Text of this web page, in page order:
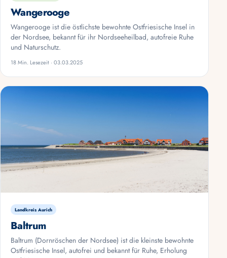
Wangerooge
Wangerooge ist die östlichste bewohnte Ostfriesische Insel in
der Nordsee, bekannt für ihr Nordseeheilbad, autofreie Ruhe
und Naturschutz.
18 Min. Lesezeit · 03.03.2025
Landkreis Aurich
Baltrum
Baltrum (Dornröschen der Nordsee) ist die kleinste bewohnte
Ostfriesische Insel, autofrei und bekannt für Ruhe, Erholung